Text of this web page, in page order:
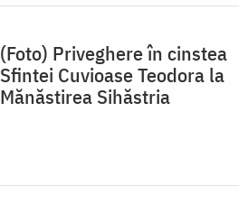
(Foto) Priveghere în cinstea
Sfintei Cuvioase Teodora la
Mănăstirea Sihăstria